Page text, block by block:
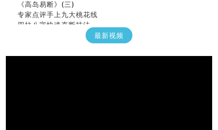
《高岛易断》(三)
专家点评手上九大桃花线
四柱八字快速直断技法
创业容易成功的6种手相
最新视频